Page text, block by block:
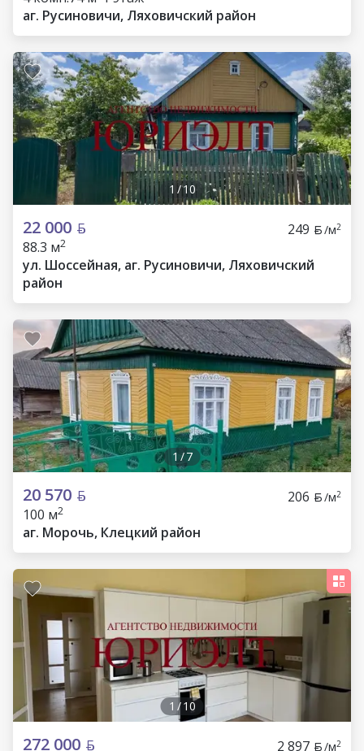
аг. Русиновичи, Ляховичский район
1 /10
22 000 249 /м2
88.3 м2
ул. Шоссейная, аг. Русиновичи, Ляховичский
район
1 /7
20 570 206 /м2
100 м2
аг. Морочь, Клецкий район
1 /10
272 000 2 897 /м2